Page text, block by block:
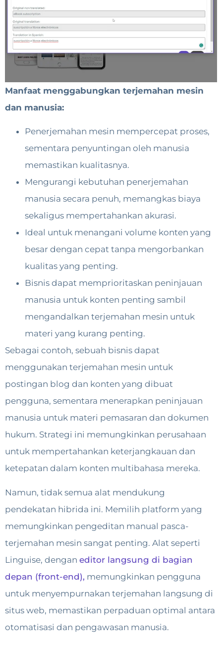
Manfaat menggabungkan terjemahan mesin
dan manusia:
Penerjemahan mesin mempercepat proses,
sementara penyuntingan oleh manusia
memastikan kualitasnya.
Mengurangi kebutuhan penerjemahan
manusia secara penuh, memangkas biaya
sekaligus mempertahankan akurasi.
Ideal untuk menangani volume konten yang
besar dengan cepat tanpa mengorbankan
kualitas yang penting.
Bisnis dapat memprioritaskan peninjauan
manusia untuk konten penting sambil
mengandalkan terjemahan mesin untuk
materi yang kurang penting.
Sebagai contoh, sebuah bisnis dapat
menggunakan terjemahan mesin untuk
postingan blog dan konten yang dibuat
pengguna, sementara menerapkan peninjauan
manusia untuk materi pemasaran dan dokumen
hukum. Strategi ini memungkinkan perusahaan
untuk mempertahankan keterjangkauan dan
ketepatan dalam konten multibahasa mereka.
Namun, tidak semua alat mendukung
pendekatan hibrida ini. Memilih platform yang
memungkinkan pengeditan manual pasca-
terjemahan mesin sangat penting. Alat seperti
Linguise, dengan editor langsung di bagian
depan (front-end), memungkinkan pengguna
untuk menyempurnakan terjemahan langsung di
situs web, memastikan perpaduan optimal antara
otomatisasi dan pengawasan manusia.